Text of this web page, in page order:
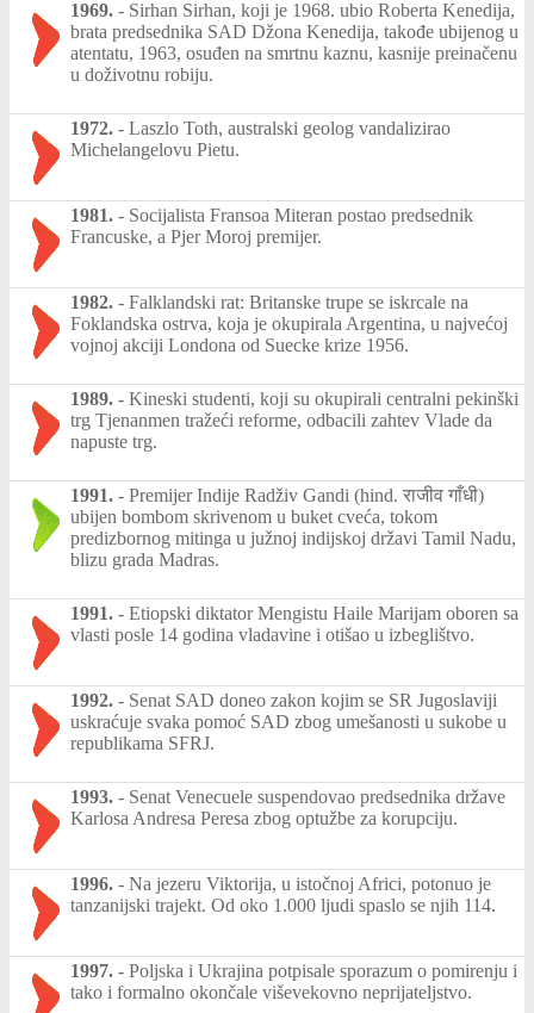
1969. - Sirhan Sirhan, koji je 1968. ubio Roberta Kenedija,
brata predsednika SAD Džona Kenedija, takođe ubijenog u
atentatu, 1963, osuđen na smrtnu kaznu, kasnije preinačenu
u doživotnu robiju.
1972. - Laszlo Toth, australski geolog vandalizirao
Michelangelovu Pietu.
1981. - Socijalista Fransoa Miteran postao predsednik
Francuske, a Pjer Moroj premijer.
1982. - Falklandski rat: Britanske trupe se iskrcale na
Foklandska ostrva, koja je okupirala Argentina, u najvećoj
vojnoj akciji Londona od Suecke krize 1956.
1989. - Kineski studenti, koji su okupirali centralni pekinški
trg Tjenanmen tražeći reforme, odbacili zahtev Vlade da
napuste trg.
1991. - Premijer Indije Radživ Gandi (hind. राजीव गाँधी)
ubijen bombom skrivenom u buket cveća, tokom
predizbornog mitinga u južnoj indijskoj državi Tamil Nadu,
blizu grada Madras.
1991. - Etiopski diktator Mengistu Haile Marijam oboren sa
vlasti posle 14 godina vladavine i otišao u izbeglištvo.
1992. - Senat SAD doneo zakon kojim se SR Jugoslaviji
uskraćuje svaka pomoć SAD zbog umešanosti u sukobe u
republikama SFRJ.
1993. - Senat Venecuele suspendovao predsednika države
Karlosa Andresa Peresa zbog optužbe za korupciju.
1996. - Na jezeru Viktorija, u istočnoj Africi, potonuo je
tanzanijski trajekt. Od oko 1.000 ljudi spaslo se njih 114.
1997. - Poljska i Ukrajina potpisale sporazum o pomirenju i
tako i formalno okončale viševekovno neprijateljstvo.